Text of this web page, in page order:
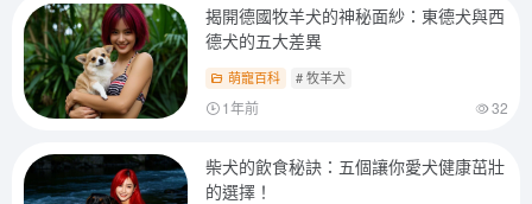
揭開德國牧羊犬的神秘面紗：東德犬與西
德犬的五大差異
萌寵百科 # 牧羊犬
1年前 32
柴犬的飲食秘訣：五個讓你愛犬健康茁壯
的選擇！